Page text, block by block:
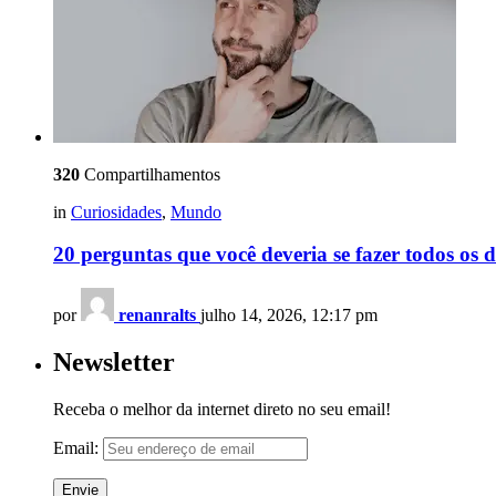
320 Compartilhamentos
in Curiosidades, Mundo
20 perguntas que você deveria se fazer todos os
por renanralts julho 14, 2026, 12:17 pm
Newsletter
Receba o melhor da internet direto no seu email!
Email: